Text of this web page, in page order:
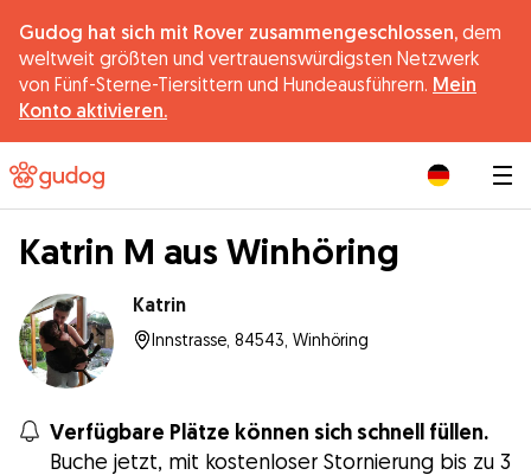
Gudog hat sich mit Rover zusammengeschlossen, dem
weltweit größten und vertrauenswürdigsten Netzwerk
von Fünf-Sterne-Tiersittern und Hundeausführern. Mein
Konto aktivieren.
Katrin M aus Winhöring
Katrin
Innstrasse, 84543, Winhöring
Verfügbare Plätze können sich schnell füllen.
Buche jetzt, mit kostenloser Stornierung bis zu 3